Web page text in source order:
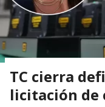
TC cierra
licitación de